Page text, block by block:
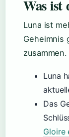
Was ist
Luna ist
Geheimnis
zusammen.
Luna
Das
Gloire